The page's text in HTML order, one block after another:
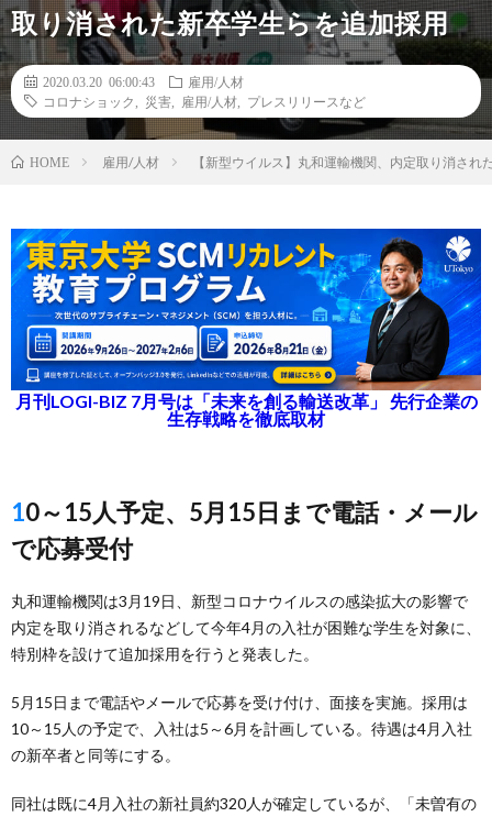
取り消された新卒学生らを追加採用
2020.03.20 06:00:43
雇用/人材
コロナショック
災害 雇用/人材 プレスリリースなど
HOME 雇用/人材 【新型ウイルス】丸和運輸機関、内定取り消され
月刊LOGI-BIZ 7月号は「未来を創る輸送改革」 先行企業の
生存戦略を徹底取材
10～15人予定、5月15日まで電話・メール
で応募受付
丸和運輸機関は3月19日、新型コロナウイルスの感染拡大の影響で
内定を取り消されるなどして今年4月の入社が困難な学生を対象に、
特別枠を設けて追加採用を行うと発表した。
5月15日まで電話やメールで応募を受け付け、面接を実施。採用は
10～15人の予定で、入社は5～6月を計画している。待遇は4月入社
の新卒者と同等にする。
同社は既に4月入社の新社員約320人が確定しているが、「未曽有の